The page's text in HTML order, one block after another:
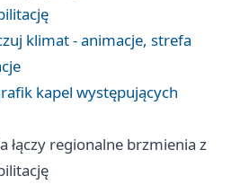
klimat - animacje, strefa
kapel występujących
łączy regionalne brzmienia z